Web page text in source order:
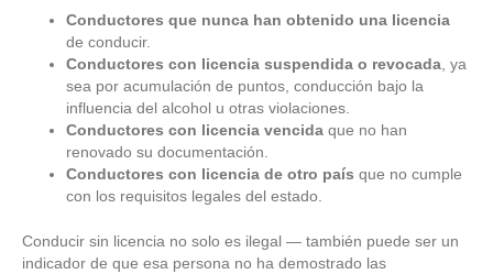
Conductores que nunca han obtenido una licencia
de conducir.
Conductores con licencia suspendida o revocada, ya
sea por acumulación de puntos, conducción bajo la
influencia del alcohol u otras violaciones.
Conductores con licencia vencida que no han
renovado su documentación.
Conductores con licencia de otro país que no cumple
con los requisitos legales del estado.
Conducir sin licencia no solo es ilegal — también puede ser un
indicador de que esa persona no ha demostrado las